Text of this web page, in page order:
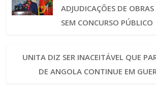
ADJUDICAÇÕES DE
SEM CONCURSO PÚBLICO
UNITA DIZ SER INACEITÁVEL QUE
DE ANGOLA CONTINUE EM